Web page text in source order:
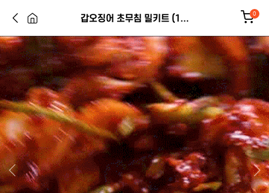
갑오징어 초무침 밀키트 (1… 0